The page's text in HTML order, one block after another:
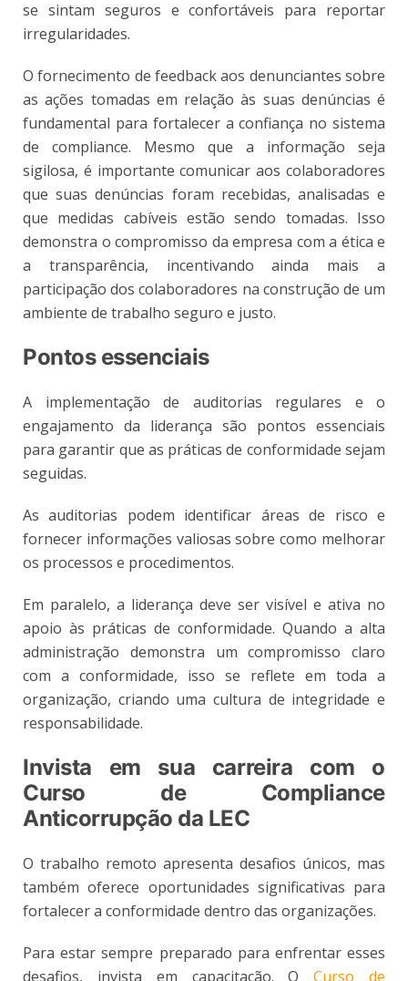
se sintam seguros e confortáveis para reportar
irregularidades.
O fornecimento de feedback aos denunciantes sobre
as ações tomadas em relação às suas denúncias é
fundamental para fortalecer a confiança no sistema
de compliance. Mesmo que a informação seja
sigilosa, é importante comunicar aos colaboradores
que suas denúncias foram recebidas, analisadas e
que medidas cabíveis estão sendo tomadas. Isso
demonstra o compromisso da empresa com a ética e
a transparência, incentivando ainda mais a
participação dos colaboradores na construção de um
ambiente de trabalho seguro e justo.
Pontos essenciais
A implementação de auditorias regulares e o
engajamento da liderança são pontos essenciais
para garantir que as práticas de conformidade sejam
seguidas.
As auditorias podem identificar áreas de risco e
fornecer informações valiosas sobre como melhorar
os processos e procedimentos.
Em paralelo, a liderança deve ser visível e ativa no
apoio às práticas de conformidade. Quando a alta
administração demonstra um compromisso claro
com a conformidade, isso se reflete em toda a
organização, criando uma cultura de integridade e
responsabilidade.
Invista em sua carreira com o
Curso de Compliance
Anticorrupção da LEC
O trabalho remoto apresenta desafios únicos, mas
também oferece oportunidades significativas para
fortalecer a conformidade dentro das organizações.
Para estar sempre preparado para enfrentar esses
desafios, invista em capacitação. OCurso de